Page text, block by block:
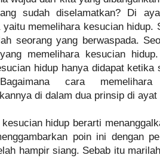
sudah diselamatkan? Di
yaitu memelihara kesucian hidup.
seorang yang berwaspada.
memelihara kesucian
hidup hanya didapat
cara
di dalam dua prinsip di ayat
kesucian hidup berarti
poin ini dengan
hampir siang. Sebab itu